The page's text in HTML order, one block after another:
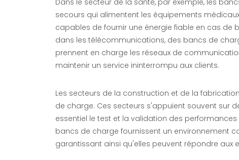
secours qui alimentent les équipements
capables de fournir une énergie fiable en cas de
dans les télécommunications, des bancs de
prennent en charge les réseaux de
maintenir un service ininterrompu aux clients.
Les secteurs de la construction et de la
de charge. Ces secteurs s'appuient souvent sur
essentiel le test et la validation des
bancs de charge fournissent un environnement
garantissant ainsi qu'elles peuvent répondre aux